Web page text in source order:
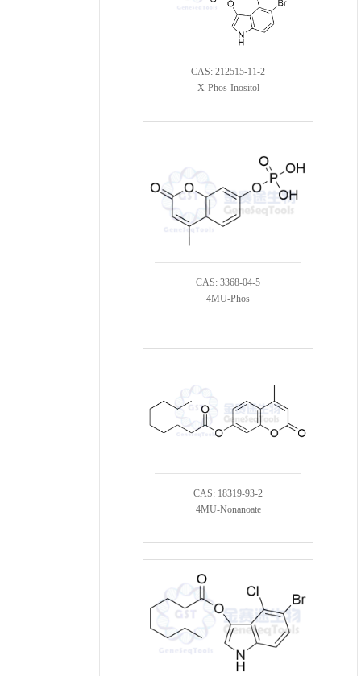
CAS: 212515-11-2
X-Phos-Inositol
CAS: 3368-04-5
4MU-Phos
CAS: 18319-93-2
4MU-Nonanoate